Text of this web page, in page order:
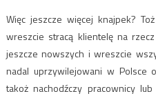
Więc jeszcze więcej knajpek?
wreszcie stracą klientelę na
jeszcze nowszych i wreszcie
nadal uprzywilejowani w Polsce
takoż nachodźczy pracownicy